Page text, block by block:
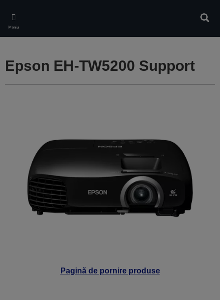
main
content
Meniu
Pagină de pornire produse
Epson EH-TW5200 Support